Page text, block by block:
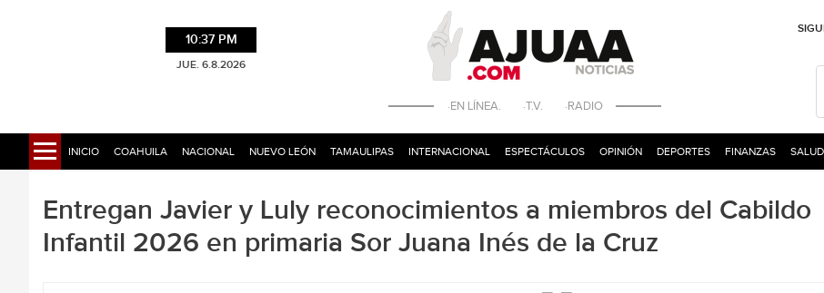
10:37 PM
JUE. 6.8.2026
·EN LÍNEA. ·T.V. ·RADIO
INICIO COAHUILA NACIONAL NUEVO LEÓN TAMAULIPAS INTERNACIONAL ESPECTÁCULOS OPINIÓN DEPORTES FINANZAS
Entregan Javier y Luly reconocimientos a miembros del Cabildo
Infantil 2026 en primaria Sor Juana Inés de la Cruz